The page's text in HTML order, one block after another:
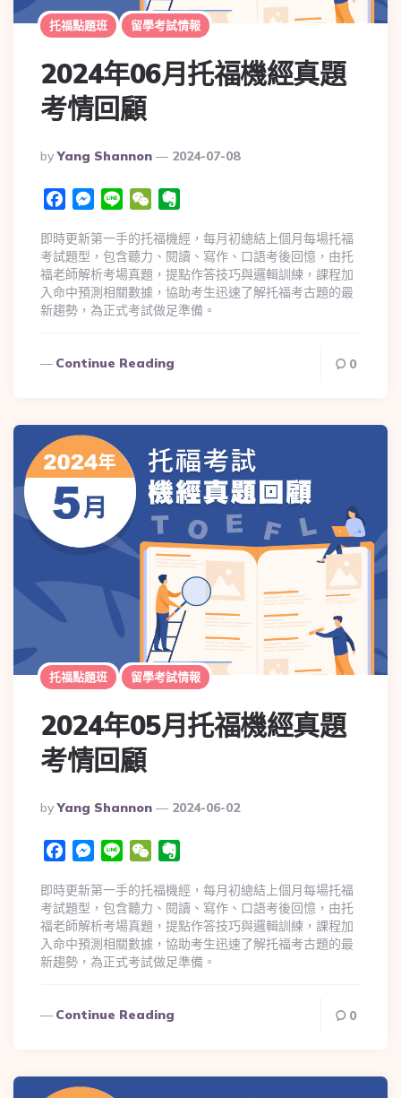
托福點題班 留學考試情報
2024年06月托福機經真題
考情回顧
By Yang Shannon 2024-07-08
FacebookMessenger
Line WeChat
即時更新第一手的托福機經，每月初總結上個月每場托福
考試題型，包含聽力、閱讀、寫作、口語考後回憶，由托
福老師解析考場真題，提點作答技巧與邏輯訓練，課程加
入命中預測相關數據，協助考生迅速了解托福考古題的最
新趨勢，為正式考試做足準備。
Continue Reading 0
托福點題班 留學考試情報
2024年05月托福機經真題
考情回顧
By Yang Shannon 2024-06-02
FacebookMessenger
Line WeChat
即時更新第一手的托福機經，每月初總結上個月每場托福
考試題型，包含聽力、閱讀、寫作、口語考後回憶，由托
福老師解析考場真題，提點作答技巧與邏輯訓練，課程加
入命中預測相關數據，協助考生迅速了解托福考古題的最
新趨勢，為正式考試做足準備。
Continue Reading 0